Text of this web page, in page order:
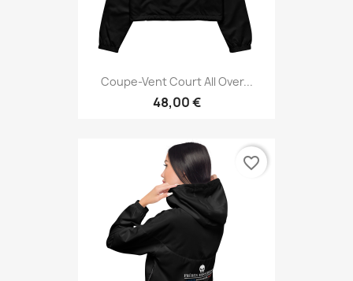
Coupe-Vent Court All Over...
48,00 €
favorite_border